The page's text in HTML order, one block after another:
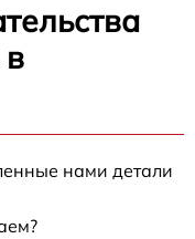
нами детали